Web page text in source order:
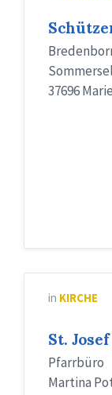
37696
in KIRCHE
St.
Pfarrbüro
Martina